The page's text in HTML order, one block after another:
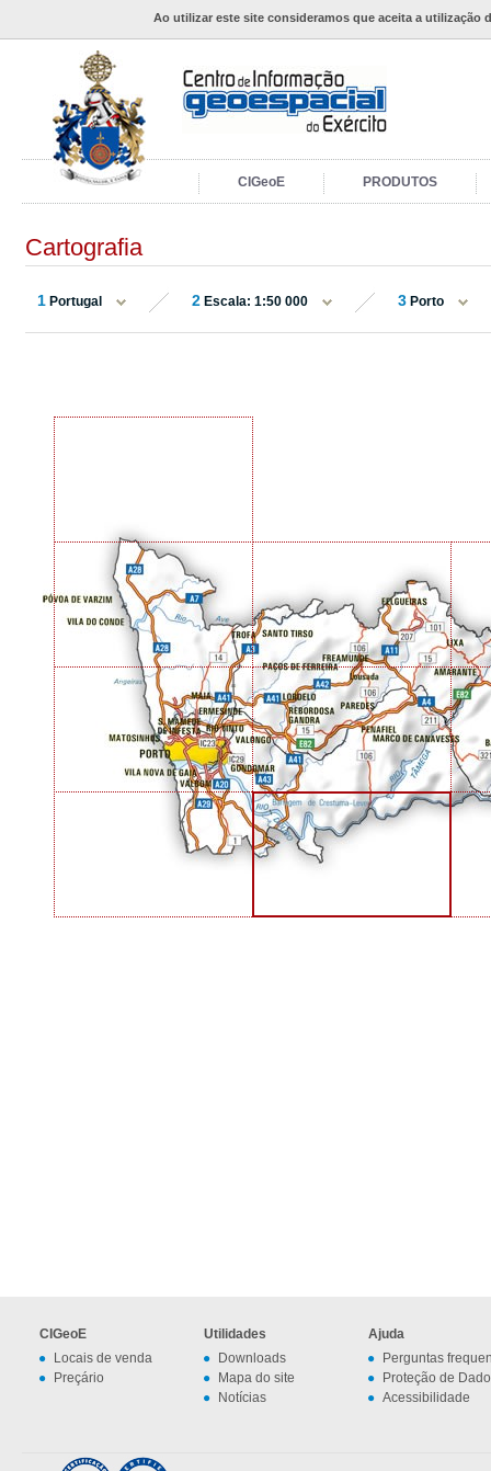
Ao utilizar este site consideramos que aceita a utilização
CIGeoE PRODUTOS
Cartografia
1 Portugal 2 Escala: 1:50 000 3 Porto
CIGeoE
Locais de venda
Preçário
Utilidades
Downloads
Mapa do site
Notícias
Ajuda
Perguntas
Proteção de
Acessibilidade